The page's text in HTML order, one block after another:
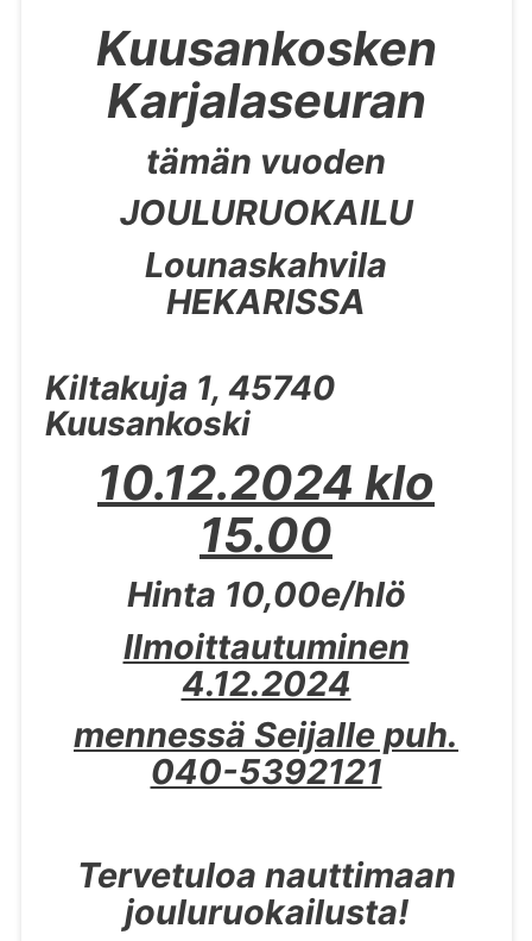
Kuusankosken
Karjalaseuran
tämän vuoden
JOULURUOKAILU
Lounaskahvila
HEKARISSA
Kiltakuja 1, 45740
Kuusankoski
10.12.2024 klo
15.00
Hinta 10,00e/hlö
Ilmoittautuminen
4.12.2024
mennessä Seijalle puh.
040-5392121
Tervetuloa nauttimaan
jouluruokailusta!